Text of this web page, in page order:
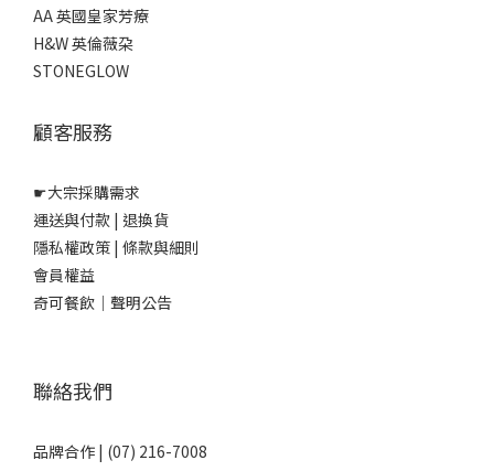
AA 英國皇家芳療
H&W 英倫薇朶
STONEGLOW
顧客服務
☛大宗採購需求
運送與付款 | 退換貨
隱私權政策 | 條款與細則
會員權益
奇可餐飲｜聲明公告
聯絡我們
品牌合作 | (07) 216-7008